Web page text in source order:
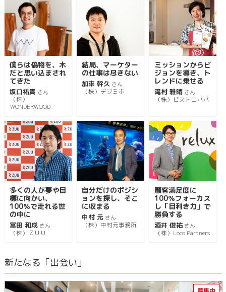
僕らは偽物を、木
だと思い込まされ
てきた
坂口祐貴 さん
（株）
WONDERWOOD
結局、マーケター
の仕事は尽きない
加來 幹久 さん
（株）デジミホ
ミッションからビ
ジョンを導き、ト
レンドに乗せる
滝村 雅晴 さん
（株）ビストロパパ
多くの人が夢や目
標に向かい、
100％で走れる世
の中に
冨田 和成 さん
（株）ＺＵＵ
自分だけのポジシ
ョンを探し、そこ
に収まる
中村 元 さん
（株）中村元事務所
顧客満足度に
100％フォーカス
し「目利き力」で
勝負する
酒井 俊祐 さん
（株）Loco Partners
新たなる「出会い」